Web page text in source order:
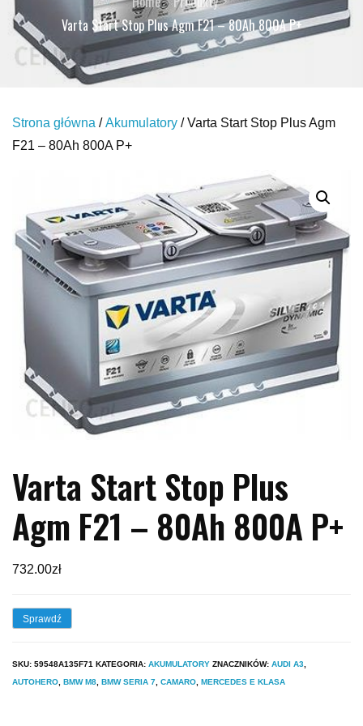
Varta Start Stop Plus Agm F21 – 80Ah 800A P+
Strona główna /Akumulatory / Varta Start Stop Plus Agm
F21 – 80Ah 800A P+
Varta Start Stop Plus
Agm F21 – 80Ah 800A P+
732.00zł
Sprawdź
SKU: 59548A135F71 KATEGORIA: AKUMULATORY ZNACZNIKÓW: AUDI A3,
AUTOHERO, BMW M8, BMW SERIA 7, CAMARO, MERCEDES E KLASA